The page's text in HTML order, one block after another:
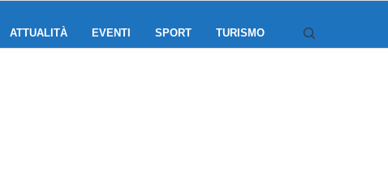
ATTUALITÀ EVENTI SPORT TURISMO